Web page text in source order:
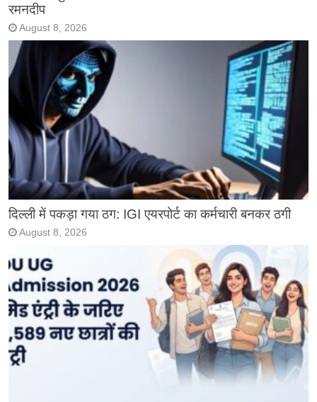
रमनदीप
August 8, 2026
दिल्ली में पकड़ा गया ठग: IGI एयरपोर्ट का कर्मचारी बनकर ठगी
August 8, 2026